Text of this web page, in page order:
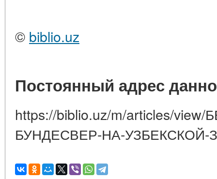
© biblio.uz
Постоянный адрес
https://biblio.uz/m/articles/
БУНДЕСВЕР-НА-УЗБЕКСКОЙ-